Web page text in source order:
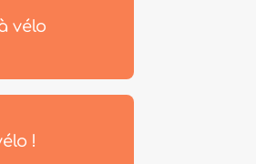
vélo
!